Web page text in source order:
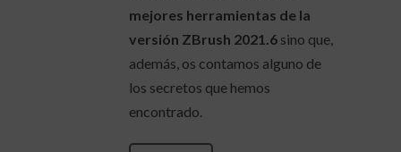
mejores herramientas de la
versión ZBrush 2021.6 sino que,
además, os contamos alguno de
los secretos que hemos
encontrado.